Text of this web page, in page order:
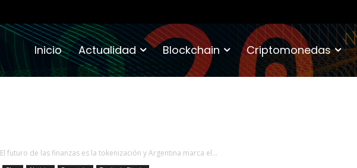
Inicio Actualidad Blockchain Criptomonedas
El futuro de las finanzas es la tokenización y Argentina marca el...